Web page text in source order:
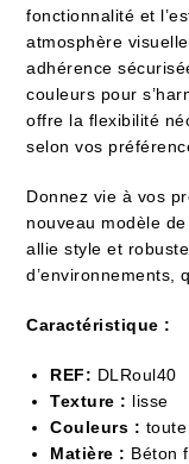
fonctionnalité et
atmosphère
adhérence
couleurs pour
offre la flexibilité
selon vos
Donnez vie à vos
nouveau modèle
allie style et
d’environnements,
Caractéristique :
REF: DLRoul40
Texture : lisse
Couleurs :
Matière : Béton